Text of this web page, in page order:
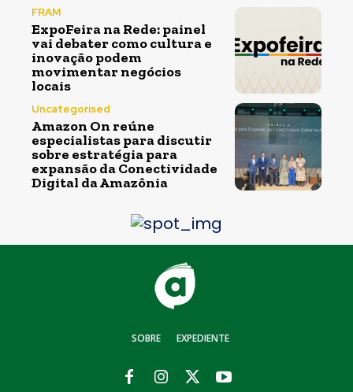
FRAM
ExpoFeira na Rede: painel
vai debater como cultura e
inovação podem
movimentar negócios
locais
Uncategorised
Amazon On reúne
especialistas para discutir
sobre estratégia para
expansão da Conectividade
Digital da Amazônia
SOBRE EXPEDIENTE